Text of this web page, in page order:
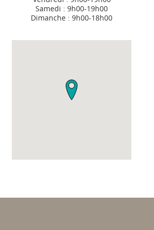
Samedi : 9h00-19h00
Dimanche : 9h00-18h00